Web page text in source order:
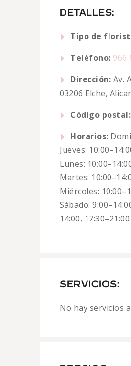
DETALLES:
Tipo de
Teléfono: 966
Dirección: Av.
03206 Elche,
Código postal:
Horarios:
Jueves:
Lunes:
Martes:
Miércoles:
Sábado:
14:00, 17:30–21:00
SERVICIOS:
No hay servicios